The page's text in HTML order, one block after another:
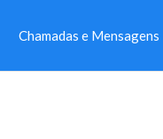
Chamadas e Mensagens